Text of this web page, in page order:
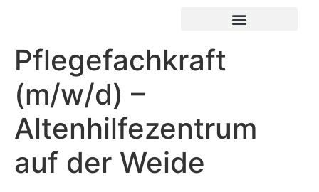
Pflegefachkraft
(m/w/d) –
Altenhilfezentrum
auf der Weide